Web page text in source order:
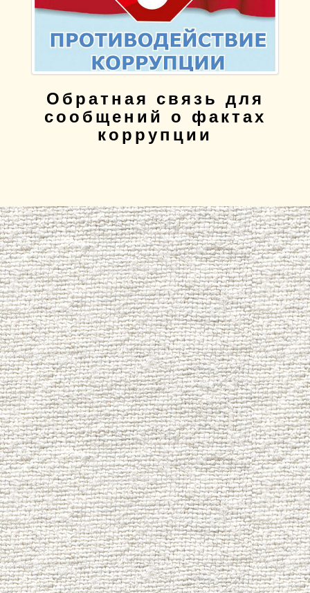
Обратная связь для
сообщений о фактах
коррупции